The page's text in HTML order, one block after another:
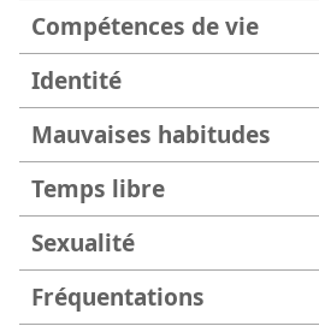
Compétences de vie
Identité
Mauvaises habitudes
Temps libre
Sexualité
Fréquentations